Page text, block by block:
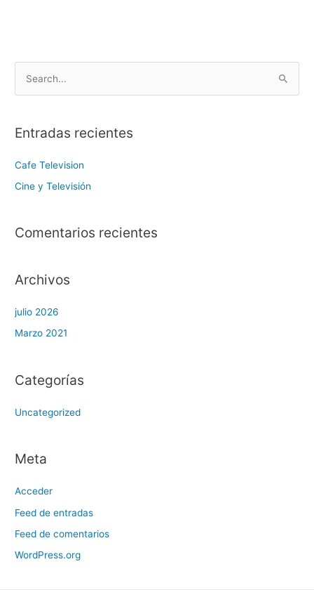
c
Entradas recientes
Cafe Television
Cine y Televisión
Comentarios recientes
Archivos
julio 2026
Marzo 2021
Categorías
Uncategorized
Meta
Acceder
Feed de entradas
Feed de comentarios
WordPress.org